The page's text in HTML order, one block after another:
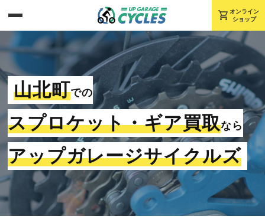
shopping_cart オンライン
ショップ
山北町での
スプロケット・ギア買取なら
アップガレージサイクルズ